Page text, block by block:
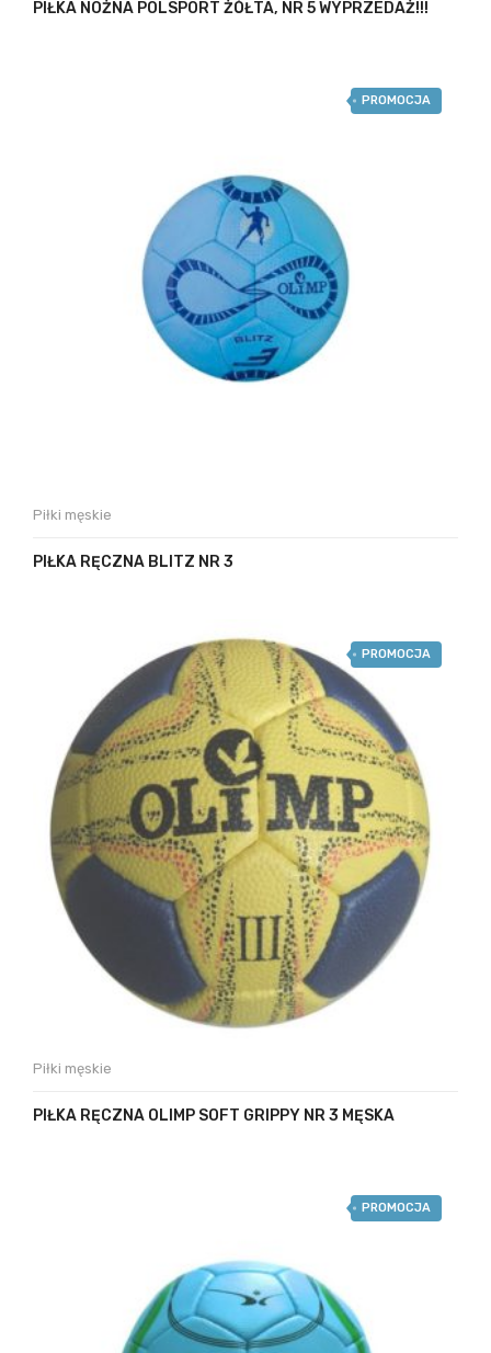
PIŁKA NOŻNA POLSPORT ŻÓŁTA, NR 5 WYPRZEDAŻ!!!
PROMOCJA
Piłki męskie
PIŁKA RĘCZNA BLITZ NR 3
PROMOCJA
Piłki męskie
PIŁKA RĘCZNA OLIMP SOFT GRIPPY NR 3 MĘSKA
PROMOCJA